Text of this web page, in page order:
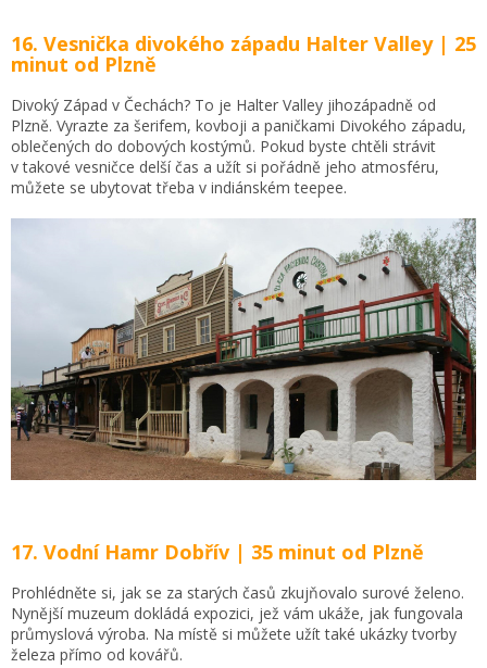
16. Vesnička divokého západu Halter Valley | 25
minut od Plzně
Divoký Západ v Čechách? To je Halter Valley jihozápadně od
Plzně. Vyrazte za šerifem, kovboji a paničkami Divokého západu,
oblečených do dobových kostýmů. Pokud byste chtěli strávit
v takové vesničce delší čas a užít si pořádně jeho atmosféru,
můžete se ubytovat třeba v indiánském teepee.
17. Vodní Hamr Dobřív | 35 minut od Plzně
Prohlédněte si, jak se za starých časů zkujňovalo surové želeno.
Nynější muzeum dokládá expozici, jež vám ukáže, jak fungovala
průmyslová výroba. Na místě si můžete užít také ukázky tvorby
železa přímo od kovářů.